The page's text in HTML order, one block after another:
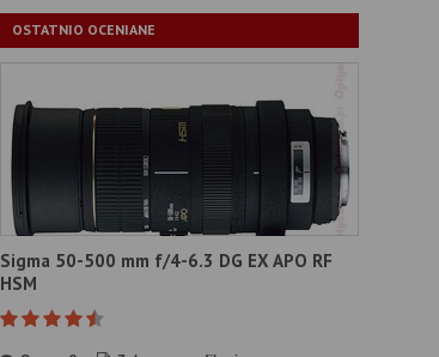
OSTATNIO OCENIANE
Sigma 50-500 mm f/4-6.3 DG EX APO RF
HSM